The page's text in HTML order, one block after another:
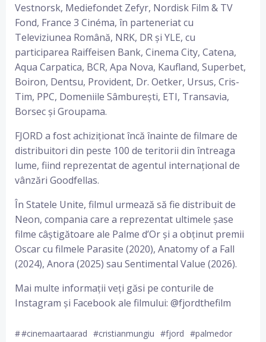
Vestnorsk, Mediefondet Zefyr, Nordisk Film & TV
Fond, France 3 Cinéma, în parteneriat cu
Televiziunea Română, NRK, DR și YLE, cu
participarea Raiffeisen Bank, Cinema City, Catena,
Aqua Carpatica, BCR, Apa Nova, Kaufland, Superbet,
Boiron, Dentsu, Provident, Dr. Oetker, Ursus, Cris-
Tim, PPC, Domeniile Sâmburești, ETI, Transavia,
Borsec și Groupama.
FJORD a fost achiziționat încă înainte de filmare de
distribuitori din peste 100 de teritorii din întreaga
lume, fiind reprezentat de agentul internațional de
vânzări Goodfellas.
În Statele Unite, filmul urmează să fie distribuit de
Neon, compania care a reprezentat ultimele șase
filme câștigătoare ale Palme d’Or și a obținut premii
Oscar cu filmele Parasite (2020), Anatomy of a Fall
(2024), Anora (2025) sau Sentimental Value (2026).
Mai multe informații veți găsi pe conturile de
Instagram și Facebook ale filmului: @fjordthefilm
##cinemaartaarad #cristianmungiu #fjord #palmedor